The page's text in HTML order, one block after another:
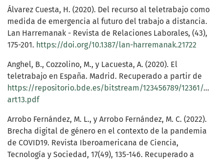
Álvarez Cuesta, H. (2020). Del recurso al teletrabajo como
medida de emergencia al futuro del trabajo a distancia.
Lan Harremanak - Revista de Relaciones Laborales, (43),
175-201. https://doi.org/10.1387/lan-harremanak.21722
Anghel, B., Cozzolino, M., y Lacuesta, A. (2020). El
teletrabajo en España. Madrid. Recuperado a partir de
https://repositorio.bde.es/bitstream/123456789/12361/1/
art13.pdf
Arrobo Fernández, M. L., y Arrobo Fernández, M. C. (2022).
Brecha digital de género en el contexto de la pandemia
de COVID19. Revista Iberoamericana de Ciencia,
Tecnología y Sociedad, 17(49), 135-146. Recuperado a